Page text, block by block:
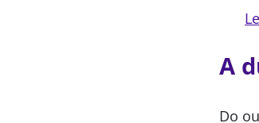
A
Do